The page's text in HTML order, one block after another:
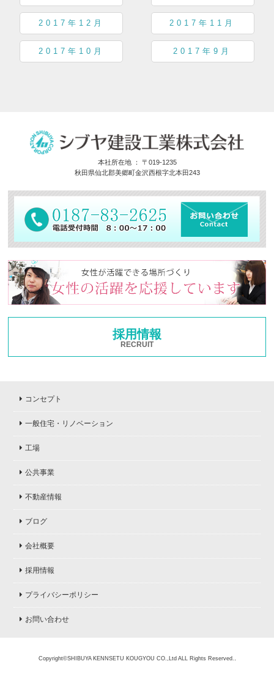
2017年12月 2017年11月
2017年10月 2017年9月
本社所在地 ： 〒019-1235
秋田県仙北郡美郷町金沢西根字北本田243
採用情報
RECRUIT
コンセプト
一般住宅・リノベーション
工場
公共事業
不動産情報
ブログ
会社概要
採用情報
プライバシーポリシー
お問い合わせ
Copyright©SHIBUYA KENNSETU KOUGYOU CO.,Ltd ALL Rights Reserved. .